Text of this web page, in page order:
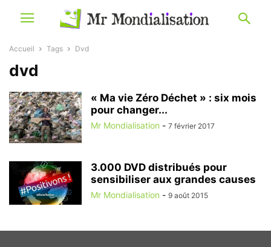
Accueil Tags Dvd
dvd
« Ma vie Zéro Déchet » : six mois
pour changer...
Mr Mondialisation - 7 février 2017
3.000 DVD distribués pour
sensibiliser aux grandes causes
Mr Mondialisation - 9 août 2015